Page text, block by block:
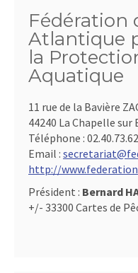
Fédération
Atlantique
la
Aquatique
11 rue de la Bavière
44240 La Chapelle sur
Téléphone :
Email :
http://
Président : Bernard
+/- 33300 Cartes de